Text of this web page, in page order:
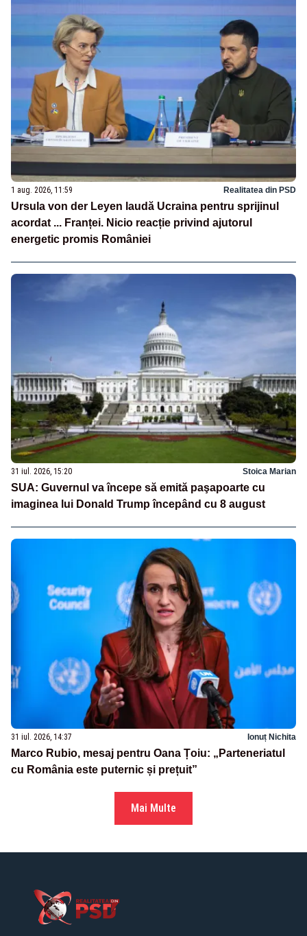
1 aug. 2026, 11:59 Realitatea din PSD
Ursula von der Leyen laudă Ucraina pentru sprijinul
acordat ... Franței. Nicio reacție privind ajutorul
energetic promis României
31 iul. 2026, 15:20 Stoica Marian
SUA: Guvernul va începe să emită paşapoarte cu
imaginea lui Donald Trump începând cu 8 august
31 iul. 2026, 14:37 Ionuț Nichita
Marco Rubio, mesaj pentru Oana Țoiu: „Parteneriatul
cu România este puternic și prețuit”
Mai Multe